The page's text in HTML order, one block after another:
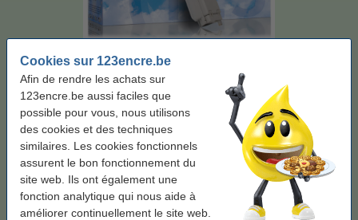
Cookies sur 123encre.be
Afin de rendre les achats sur
123encre.be aussi faciles que
possible pour vous, nous utilisons
des cookies et des techniques
similaires. Les cookies fonctionnels
assurent le bon fonctionnement du
site web. Ils ont également une
fonction analytique qui nous aide à
améliorer continuellement le site web.
Capacité: ± 22.500 pages
Voir les spécifications et la description
sur vos frais d'impression
En stock
Expédié demain
Par page 0,004 €
92,50 € Commander